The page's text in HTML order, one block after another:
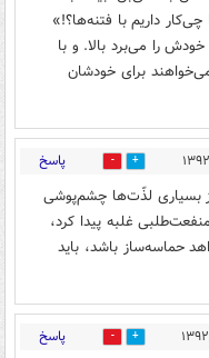
داریم با فتنه‌ها؟!»
را می‌برد بالا. و با
برای خودشان
0 پاسخ
بسیاری لذّت‌ها چشم‌پوشی
غلبه پیدا کرد،
حماسه‌ساز باشد، باید
0 پاسخ